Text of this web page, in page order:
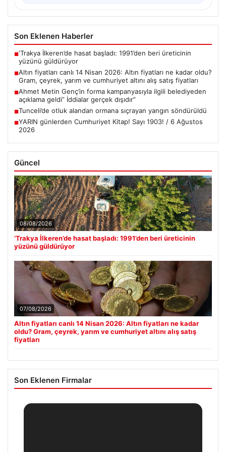
Son Eklenen Haberler
■‘Trakya İlkeren’de hasat başladı: 1991’den beri üreticinin
yüzünü güldürüyor
■Altın fiyatları canlı 14 Nisan 2026: Altın fiyatları ne kadar oldu?
Gram, çeyrek, yarım ve cumhuriyet altını alış satış fiyatları
■Ahmet Metin Genç’in forma kampanyasıyla ilgili belediyeden
açıklama geldi” İddialar gerçek dışıdır”
■Tunceli’de otluk alandan ormana sıçrayan yangın söndürüldü
■YARIN günlerden Cumhuriyet Kitap! Sayı 1903! / 6 Ağustos
2026
Güncel
08/08/2026
‘Trakya İlkeren’de hasat başladı: 1991’den beri üreticinin
yüzünü güldürüyor
07/08/2026
Altın fiyatları canlı 14 Nisan 2026: Altın fiyatları ne kadar
oldu? Gram, çeyrek, yarım ve cumhuriyet altını alış satış
fiyatları
Son Eklenen Firmalar